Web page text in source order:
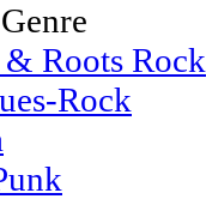
Roots Rock
Rock